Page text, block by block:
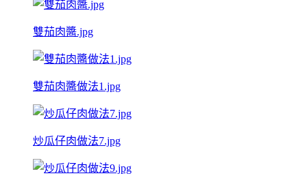
雙茄肉醬.jpg
雙茄肉醬做法1.jpg
炒瓜仔肉做法7.jpg